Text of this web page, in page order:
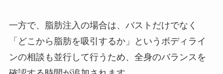
一方で、脂肪注入の場合は、バストだけでなく
「どこから脂肪を吸引するか」というボディライ
ンの相談も並行して行うため、全身のバランスを